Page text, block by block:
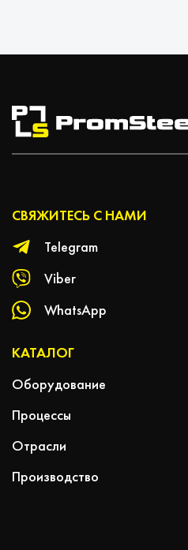
СВЯЖИТЕСЬ С НАМИ
Telegram
Viber
WhatsApp
КАТАЛОГ
Оборудование
Процессы
Отрасли
Производство